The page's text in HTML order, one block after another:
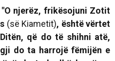
"O njerëz, frikësojuni Zotit
(së Kiametit), është vërtet
që do të shihni atë,
do ta harrojë fëmijën e